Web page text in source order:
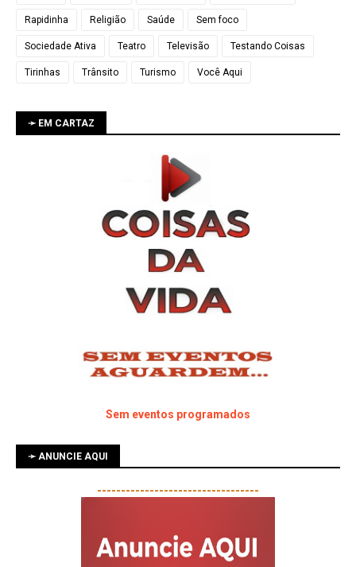
Rapidinha Religião Saúde Sem foco
Sociedade Ativa Teatro Televisão Testando Coisas
Tirinhas Trânsito Turismo Você Aqui
➛ EM CARTAZ
Sem eventos programados
➛ ANUNCIE AQUI
----------------------------------